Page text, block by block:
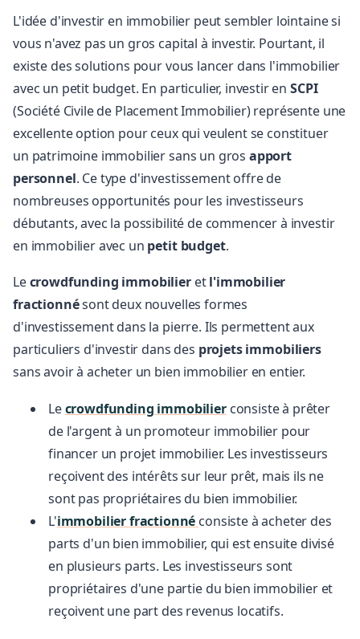
L'idée d'investir en immobilier peut sembler lointaine si
vous n'avez pas un gros capital à investir. Pourtant, il
existe des solutions pour vous lancer dans l'immobilier
avec un petit budget. En particulier, investir en SCPI
(Société Civile de Placement Immobilier) représente une
excellente option pour ceux qui veulent se constituer
un patrimoine immobilier sans un gros apport
personnel. Ce type d'investissement offre de
nombreuses opportunités pour les investisseurs
débutants, avec la possibilité de commencer à investir
en immobilier avec un petit budget.
Lecrowdfunding immobilieretl'immobilier
fractionnésont deux nouvelles formes
d'investissement dans la pierre. Ils permettent aux
particuliers d'investir dans des projetsimmobiliers
sans avoir à acheter un bien immobilier en entier.
Lecrowdfunding immobilierconsiste à prêter
de l'argent à un promoteur immobilier pour
financer un projet immobilier. Les investisseurs
reçoivent des intérêts sur leur prêt, mais ils ne
sont pas propriétaires du bien immobilier.
L'immobilier fractionné consiste à acheter des
parts d'un bien immobilier, qui est ensuite divisé
en plusieurs parts. Les investisseurs sont
propriétaires d'une partie du bien immobilier et
reçoivent une part des revenus locatifs.